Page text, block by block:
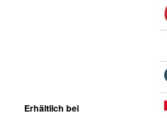
Erhältlich bei